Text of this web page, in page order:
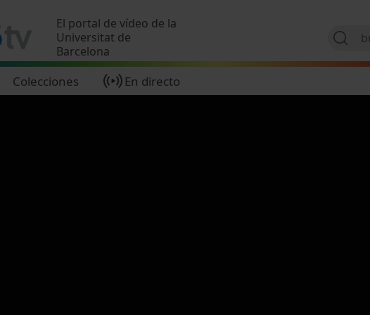
El portal de vídeo de la
Universitat de
Barcelona
Colecciones En directo